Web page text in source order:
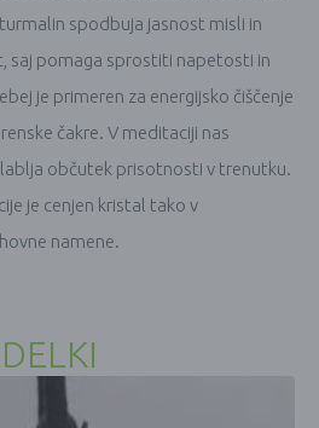
spodbuja jasnost misli in
saj pomaga sprostiti napetosti in
je primeren za energijsko čiščenje
čakre. V meditaciji nas
občutek prisotnosti v trenutku.
je cenjen kristal tako v
namene.